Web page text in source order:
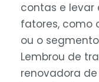
contas e levar
fatores, como
ou o
Lembrou de
renovadora